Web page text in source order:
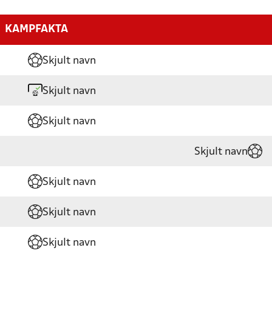
KAMPFAKTA
Skjult navn
Skjult navn
Skjult navn
Skjult navn
Skjult navn
Skjult navn
Skjult navn